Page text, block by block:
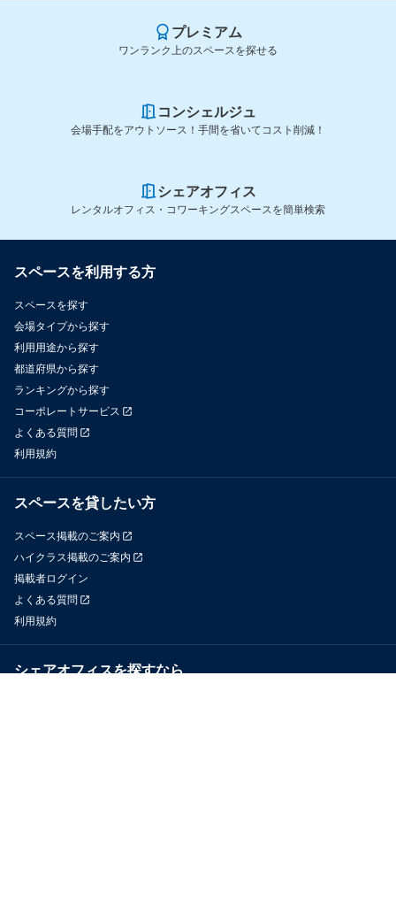
プレミアム
ワンランク上のスペースを探せる
コンシェルジュ
会場手配をアウトソース！手間を省いてコスト削減！
シェアオフィス
レンタルオフィス・コワーキングスペースを簡単検索
スペースを利用する方
スペースを探す
会場タイプから探す
利用用途から探す
都道府県から探す
ランキングから探す
コーポレートサービス
よくある質問
利用規約
スペースを貸したい方
スペース掲載のご案内
ハイクラス掲載のご案内
掲載者ログイン
よくある質問
利用規約
シェアオフィスを探すなら